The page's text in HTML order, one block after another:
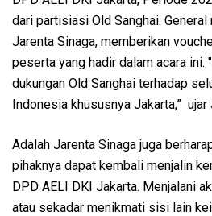
dari partisiasi Old Sanghai. General
Jarenta Sinaga, memberikan
peserta yang hadir dalam acara ini.
dukungan Old Sanghai terhadap
Indonesia khususnya Jakarta,” ujar
Adalah Jarenta Sinaga juga
pihaknya dapat kembali menjalin
DPD AELI DKI Jakarta. Menjalani
atau sekadar menikmati sisi lain